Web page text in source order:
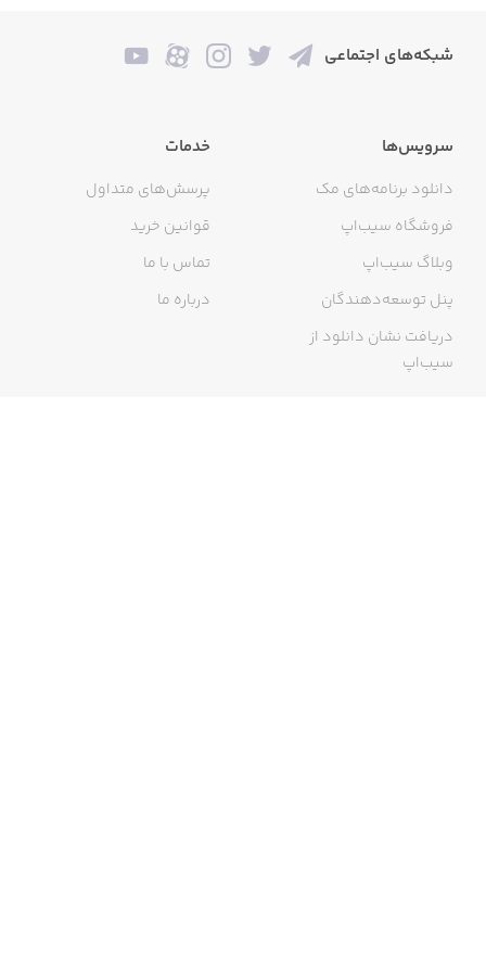
شبکه‌های اجتماعی
سرویس‌ها
دانلود برنامه‌های مک
فروشگاه سیب‌اپ
وبلاگ سیب‌اپ
پنل توسعه‌دهندگان
دریافت نشان دانلود از
سیب‌اپ
خدمات
پرسش‌های متداول
قوانین خرید
تماس با ما
درباره ما